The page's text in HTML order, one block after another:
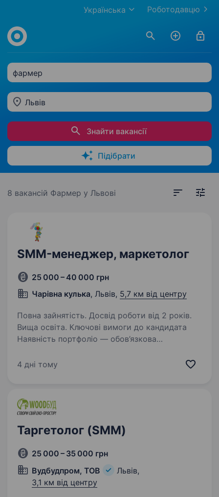
Роботодавцю
Українська
фармер
Львів
Знайти вакансії
Підібрати
8 вакансій Фармер у Львові
SMM-менеджер, маркетолог
25 000 – 40 000 грн
Чарівна кулька, Львів, 5,7 км від центру
Повна зайнятість. Досвід роботи від 2 років.
Вища освіта. Ключові вимоги до кандидата
Наявність портфоліо — обов’язкова
змонтовані Reels/TikTok). Мобільна зйомка —
4 дні тому
Таргетолог (SMM)
25 000 – 35 000 грн
Вудбудпром, ТОВ
Львів,
3,1 км від центру